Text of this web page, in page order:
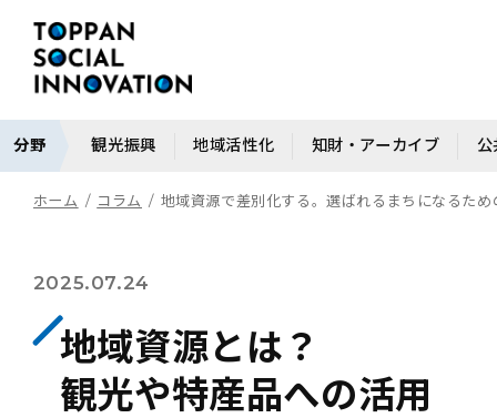
分野 観光振興 地域活性化 知財・アーカイブ
ホーム コラム 地域資源で差別化する。選ばれるまちになるた
2025.07.24
地域資源とは？
観光や特産品への活用